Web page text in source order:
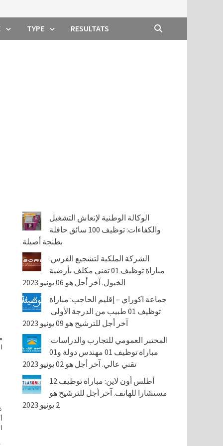
TYPE RESULTATS
الوكالة الوطنية لإنعاش التشغيل
والكفاءات: توظيف 100 سائق حافلة
بطنجة أصيلة
الشركة الملكية لتشجيع الفرس:
مباراة توظيف 01 تقني مكلف بأرضية
الخيول. آخر أجل هو 06 يونيو 2023
جماعة اكوراي – إقليم الحاجب: مباراة
توظيف 01 طبيب من الدرجة الأولى.
آخر أجل للترشيح هو 09 يونيو 2023
المختبر العمومي للتجارب والدراسات:
مباراة توظيف 01 مهندس دولة و01
تقني عالي. آخر أجل هو 02 يونيو 2023
أطلس أون لاين: مباراة توظيف 12
مستشارا للهاتف. آخر أجل للترشيح هو
2 يونيو 2023